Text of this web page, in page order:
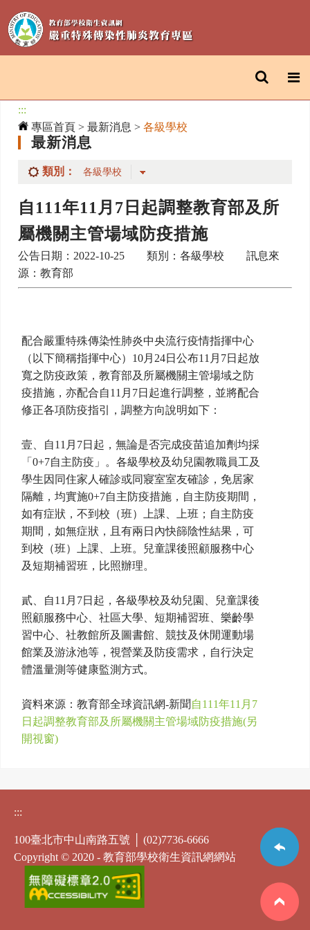
:::
專區首頁 > 最新消息 > 各級學校
最新消息
類別：
自111年11月7日起調整教育部及所
屬機關主管場域防疫措施
公告日期：2022-10-25 類別：各級學校 訊息來
源：教育部
配合嚴重特殊傳染性肺炎中央流行疫情指揮中心
（以下簡稱指揮中心）10月24日公布11月7日起放
寬之防疫政策，教育部及所屬機關主管場域之防
疫措施，亦配合自11月7日起進行調整，並將配合
修正各項防疫指引，調整方向說明如下：
壹、自11月7日起，無論是否完成疫苗追加劑均採
「0+7自主防疫」。各級學校及幼兒園教職員工及
學生因同住家人確診或同寢室室友確診，免居家
隔離，均實施0+7自主防疫措施，自主防疫期間，
如有症狀，不到校（班）上課、上班；自主防疫
期間，如無症狀，且有兩日內快篩陰性結果，可
到校（班）上課、上班。兒童課後照顧服務中心
及短期補習班，比照辦理。
貳、自11月7日起，各級學校及幼兒園、兒童課後
照顧服務中心、社區大學、短期補習班、樂齡學
習中心、社教館所及圖書館、競技及休閒運動場
館業及游泳池等，視營業及防疫需求，自行決定
體溫量測等健康監測方式。
資料來源：教育部全球資訊網-新聞 自111年11月7
日起調整教育部及所屬機關主管場域防疫措施(另
開視窗)
:::
100臺北市中山南路五號 │ (02)7736-6666
Copyright © 2020 - 教育部學校衛生資訊網網站